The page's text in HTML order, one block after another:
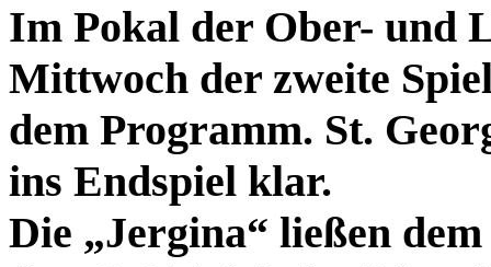
Im Pokal der Ober- und
Mittwoch der zweite
dem Programm. St.
ins Endspiel klar.
Die „Jergina“ ließen